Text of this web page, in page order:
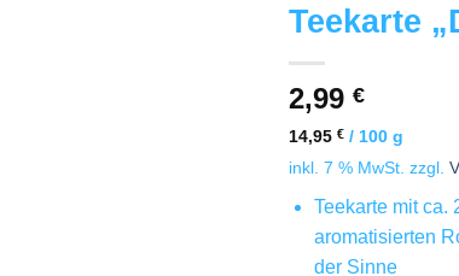
Teekarte
2,99 €
14,95 € / 100 g
inkl. 7 % MwSt. zzgl.
Teekarte mit ca.
aromatisierten
der Sinne